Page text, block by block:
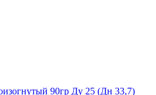
90гр Ду 25 (Дн 33,7)